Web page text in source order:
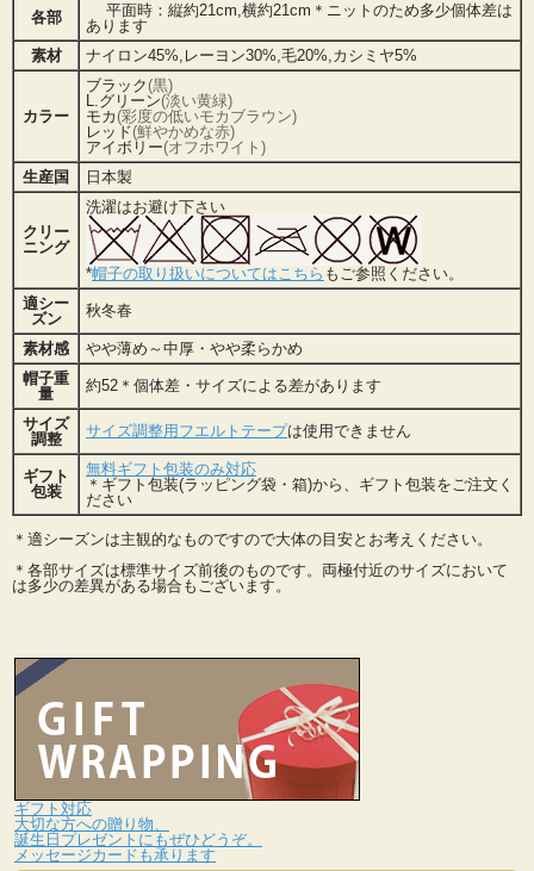
各部
平面時：縦約21cm,横約21cm＊ニットのため多少個体差は
あります
素材
ナイロン45%,レーヨン30%,毛20%,カシミヤ5%
カラー
ブラック(黒)
L.グリーン(淡い黄緑)
モカ(彩度の低いモカブラウン)
レッド(鮮やかめな赤)
アイボリー(オフホワイト)
生産国
日本製
クリー
ニング
洗濯はお避け下さい
*帽子の取り扱いについてはこちら もご参照ください。
適シー
ズン
秋冬春
素材感
やや薄め～中厚・やや柔らかめ
帽子重
量
約52＊個体差・サイズによる差があります
サイズ
調整
サイズ調整用フエルトテープは使用できません
ギフト
包装
無料ギフト包装のみ対応
＊ギフト包装(ラッピング袋・箱)から、ギフト包装をご注文く
ださい
＊適シーズンは主観的なものですので大体の目安とお考えください。
＊各部サイズは標準サイズ前後のものです。両極付近のサイズにおいて
は多少の差異がある場合もございます。
ギフト対応
大切な方への贈り物、
誕生日プレゼントにもぜひどうぞ。
メッセージカードも承ります